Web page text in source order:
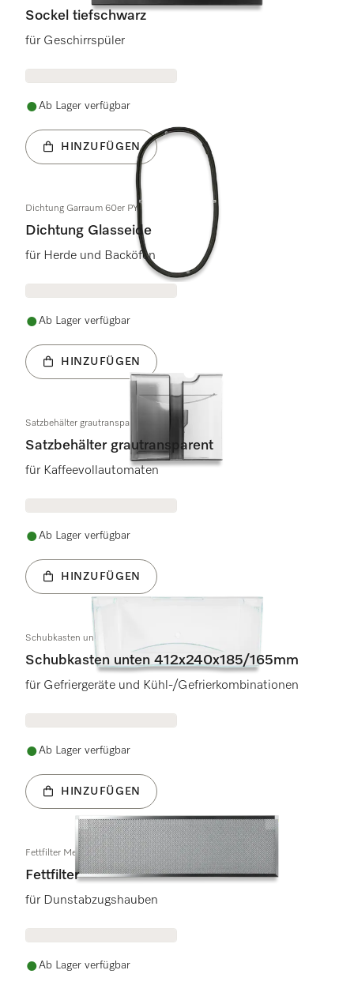
Sockel tiefschwarz
für Geschirrspüler
Ab Lager verfügbar
HINZUFÜGEN
Dichtung Garraum 60er PY
Dichtung Glasseide
für Herde und Backöfen
Ab Lager verfügbar
HINZUFÜGEN
Satzbehälter grautransparent
Satzbehälter grautransparent
für Kaffeevollautomaten
Ab Lager verfügbar
HINZUFÜGEN
Schubkasten unten 412x240x185/165mm
Schubkasten unten 412x240x185/165mm
für Gefriergeräte und Kühl-/Gefrierkombinationen
Ab Lager verfügbar
HINZUFÜGEN
Fettfilter Metall DA336x
Fettfilter
für Dunstabzugshauben
Ab Lager verfügbar